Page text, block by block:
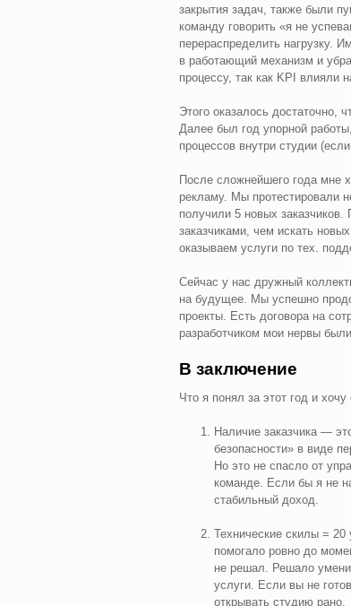
закрытия задач, также были
команду говорить «я не
перераспределить нагрузку.
в работающий механизм и
процессу, так как KPI влияли
Этого оказалось достаточно,
Далее был год упорной
процессов внутри студии
После сложнейшего года мне
рекламу. Мы протестировали
получили 5 новых
заказчиками, чем искать
оказываем услуги по тех.
Сейчас у нас дружный
на будущее. Мы успешно
проекты. Есть договора на
разработчиком мои нервы
В заключение
Что я понял за этот год и
Наличие заказчика —
безопасности» в виде
Но это не спасло от
команде. Если бы я не
стабильный доход.
Технические скилы =
помогало ровно до
не решал. Решало
услуги. Если вы не
открывать студию рано.